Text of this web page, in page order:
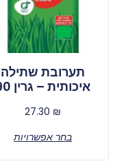
תערובת שתילה
איכותית – גרין 90
27.30 ₪
בחר אפשרויות